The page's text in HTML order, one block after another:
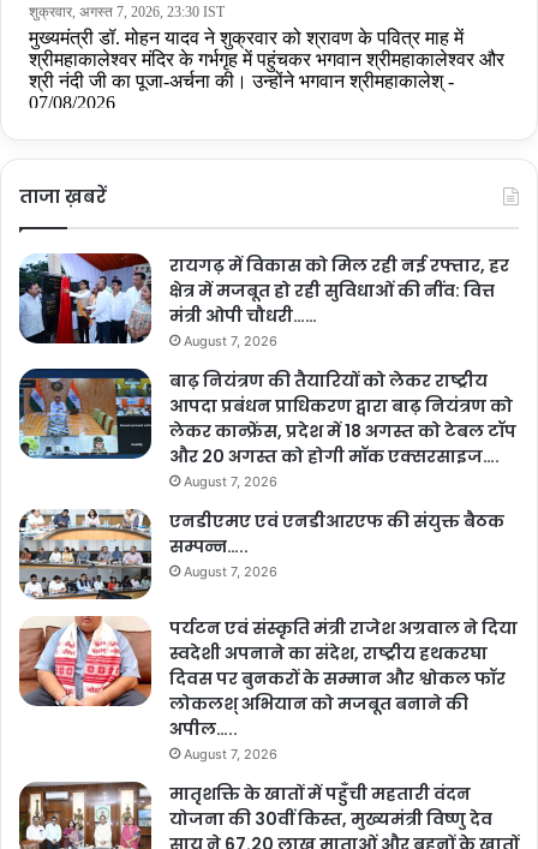
ताजा ख़बरें
रायगढ़ में विकास को मिल रही नई रफ्तार, हर
क्षेत्र में मजबूत हो रही सुविधाओं की नींव: वित्त
मंत्री ओपी चौधरी……
August 7, 2026
बाढ़ नियंत्रण की तैयारियों को लेकर राष्ट्रीय
आपदा प्रबंधन प्राधिकरण द्वारा बाढ़ नियंत्रण को
लेकर कान्फ्रेंस, प्रदेश में 18 अगस्त को टेबल टॉप
और 20 अगस्त को होगी मॉक एक्सरसाइज….
August 7, 2026
एनडीएमए एवं एनडीआरएफ की संयुक्त बैठक
सम्पन्न…..
August 7, 2026
पर्यटन एवं संस्कृति मंत्री राजेश अग्रवाल ने दिया
स्वदेशी अपनाने का संदेश, राष्ट्रीय हथकरघा
दिवस पर बुनकरों के सम्मान और श्वोकल फॉर
लोकलश् अभियान को मजबूत बनाने की
अपील…..
August 7, 2026
मातृशक्ति के खातों में पहुँची महतारी वंदन
योजना की 30वीं किस्त, मुख्यमंत्री विष्णु देव